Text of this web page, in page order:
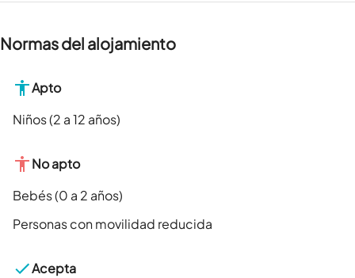
Normas del alojamiento
Apto
Niños (2 a 12 años)
No apto
Bebés (0 a 2 años)
Personas con movilidad reducida
Acepta